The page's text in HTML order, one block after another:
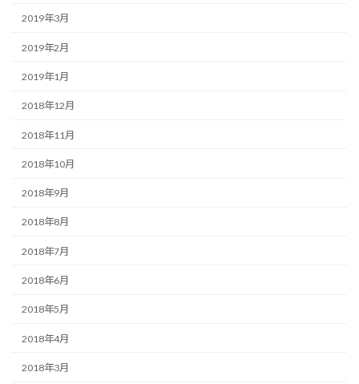
2019年3月
2019年2月
2019年1月
2018年12月
2018年11月
2018年10月
2018年9月
2018年8月
2018年7月
2018年6月
2018年5月
2018年4月
2018年3月